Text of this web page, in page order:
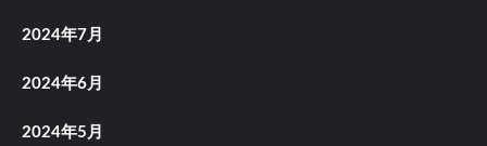
2024年7月
2024年6月
2024年5月